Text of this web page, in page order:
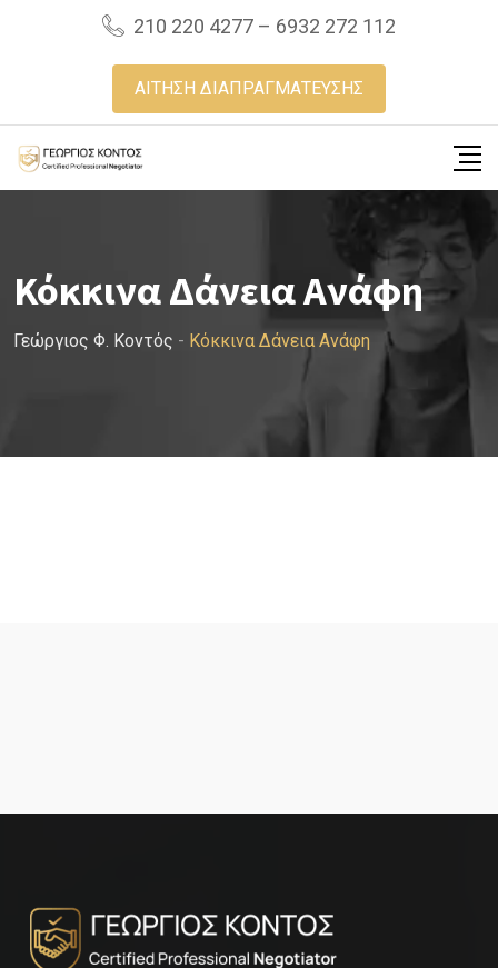
210 220 4277 – 6932 272 112
ΑΙΤΗΣΗ ΔΙΑΠΡΑΓΜΑΤΕΥΣΗΣ
Κόκκινα Δάνεια Ανάφη
Γεώργιος Φ. Κοντός - Κόκκινα Δάνεια Ανάφη